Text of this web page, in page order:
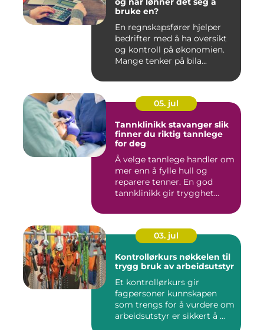
bruke en?
En regnskapsfører hjelper
bedrifter med å ha oversikt
og kontroll på økonomien.
Mange tenker på bila...
05. jul
Tannklinikk stavanger slik
finner du riktig tannlege
for deg
Å velge tannlege handler om
mer enn å fylle hull og
reparere tenner. En god
tannklinikk gir trygghet...
03. jul
Kontrollørkurs nøkkelen til
trygg bruk av arbeidsutstyr
Et kontrollørkurs gir
fagpersoner kunnskapen
som trengs for å vurdere om
arbeidsutstyr er sikkert å ...